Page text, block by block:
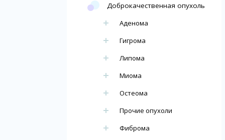
Доброкачественная опухоль
Аденома
Гигрома
Липома
Миома
Остеома
Прочие опухоли
Фиброма